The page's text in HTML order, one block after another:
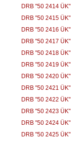
DRB "50 2414 ÜK"
DRB "50 2415 ÜK"
DRB "50 2416 ÜK"
DRB "50 2417 ÜK"
DRB "50 2418 ÜK"
DRB "50 2419 ÜK"
DRB "50 2420 ÜK"
DRB "50 2421 ÜK"
DRB "50 2422 ÜK"
DRB "50 2423 ÜK"
DRB "50 2424 ÜK"
DRB "50 2425 ÜK"